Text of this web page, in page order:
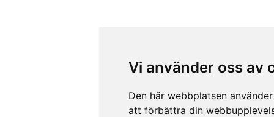
Vi använder oss av
Den här webbplatsen
att förbättra din